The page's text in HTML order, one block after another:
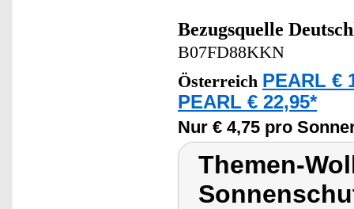
Bezugsquelle
B07FD88KKN
Österreich PEARL €
PEARL € 22,95*
Nur € 4,75 pro
Themen-